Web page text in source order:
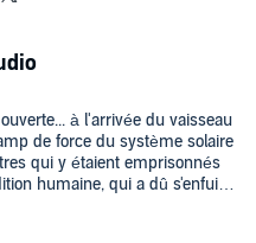
à l'arrivée du vaisseau
de force du système solaire
qui y étaient emprisonnés
humaine, qui a dû s'enfuir
équipage. Ceux-ci ont été
des trous de ver et du